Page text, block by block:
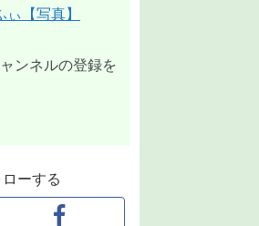
ぃ【写真】
ンネルの登録を
ーする